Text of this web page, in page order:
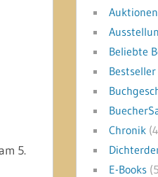
5.
Auktionen
Beliebte
Chronik
E-Books